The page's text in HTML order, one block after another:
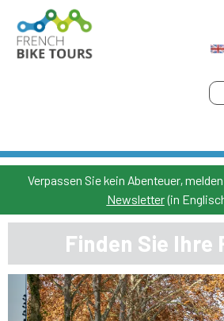
Verpassen Sie kein Abenteuer,
Newsletter(in
Finden Sie Ihre
Previous